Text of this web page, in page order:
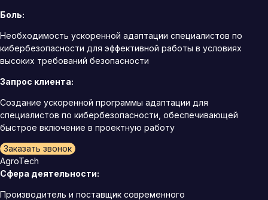
Боль:
Необходимость ускоренной адаптации специалистов по
кибербезопасности для эффективной работы в условиях
высоких требований безопасности
Запрос клиента:
Создание ускоренной программы адаптации для
специалистов по кибербезопасности, обеспечивающей
быстрое включение в проектную работу
Заказать звонок
AgroTech
Сфера деятельности:
Производитель и поставщик современного